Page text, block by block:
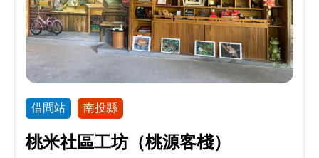
借問站 南投縣
桃米社區工坊（桃源客棧）